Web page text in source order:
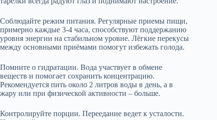
Соблюдайте режим питания. Регулярные приемы пищи,
примерно каждые 3-4 часа, способствуют поддержанию
уровня энергии на стабильном уровне. Лёгкие перекусы
между основными приёмами помогут избежать голода.
Помните о гидратации. Вода участвует в обмене
веществ и помогает сохранить концентрацию.
Рекомендуется пить около 2 литров воды в день, а в
жару или при физической активности – больше.
Контролируйте порции. Переедание ведет к усталости.